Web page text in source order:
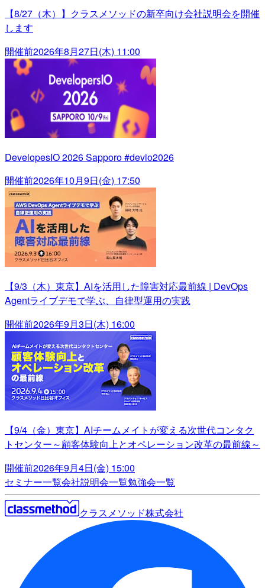
【8/27（木）】クラスメソッドの新卒向け会社説明会を開催
します
開催前2026年8月27日(木) 11:00
DevelopesIO 2026 Sapporo #devio2026
開催前2026年10月9日(金) 17:50
【9/3（木）東京】AIを活用した障害対応最前線 | DevOps
Agentライブデモで学ぶ、自律型運用の実践
開催前2026年9月3日(木) 16:00
【9/4（金）東京】AIチームメイトが変える次世代コンタク
トセンター～顧客体験向上とオペレーション改革の最前線～
開催前2026年9月4日(金) 15:00
セミナー一覧会社説明会一覧勉強会一覧
クラスメソッド株式会社